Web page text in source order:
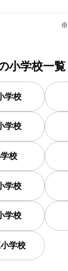
※
小学校一覧
学校
学校
校
学校
学校
学校